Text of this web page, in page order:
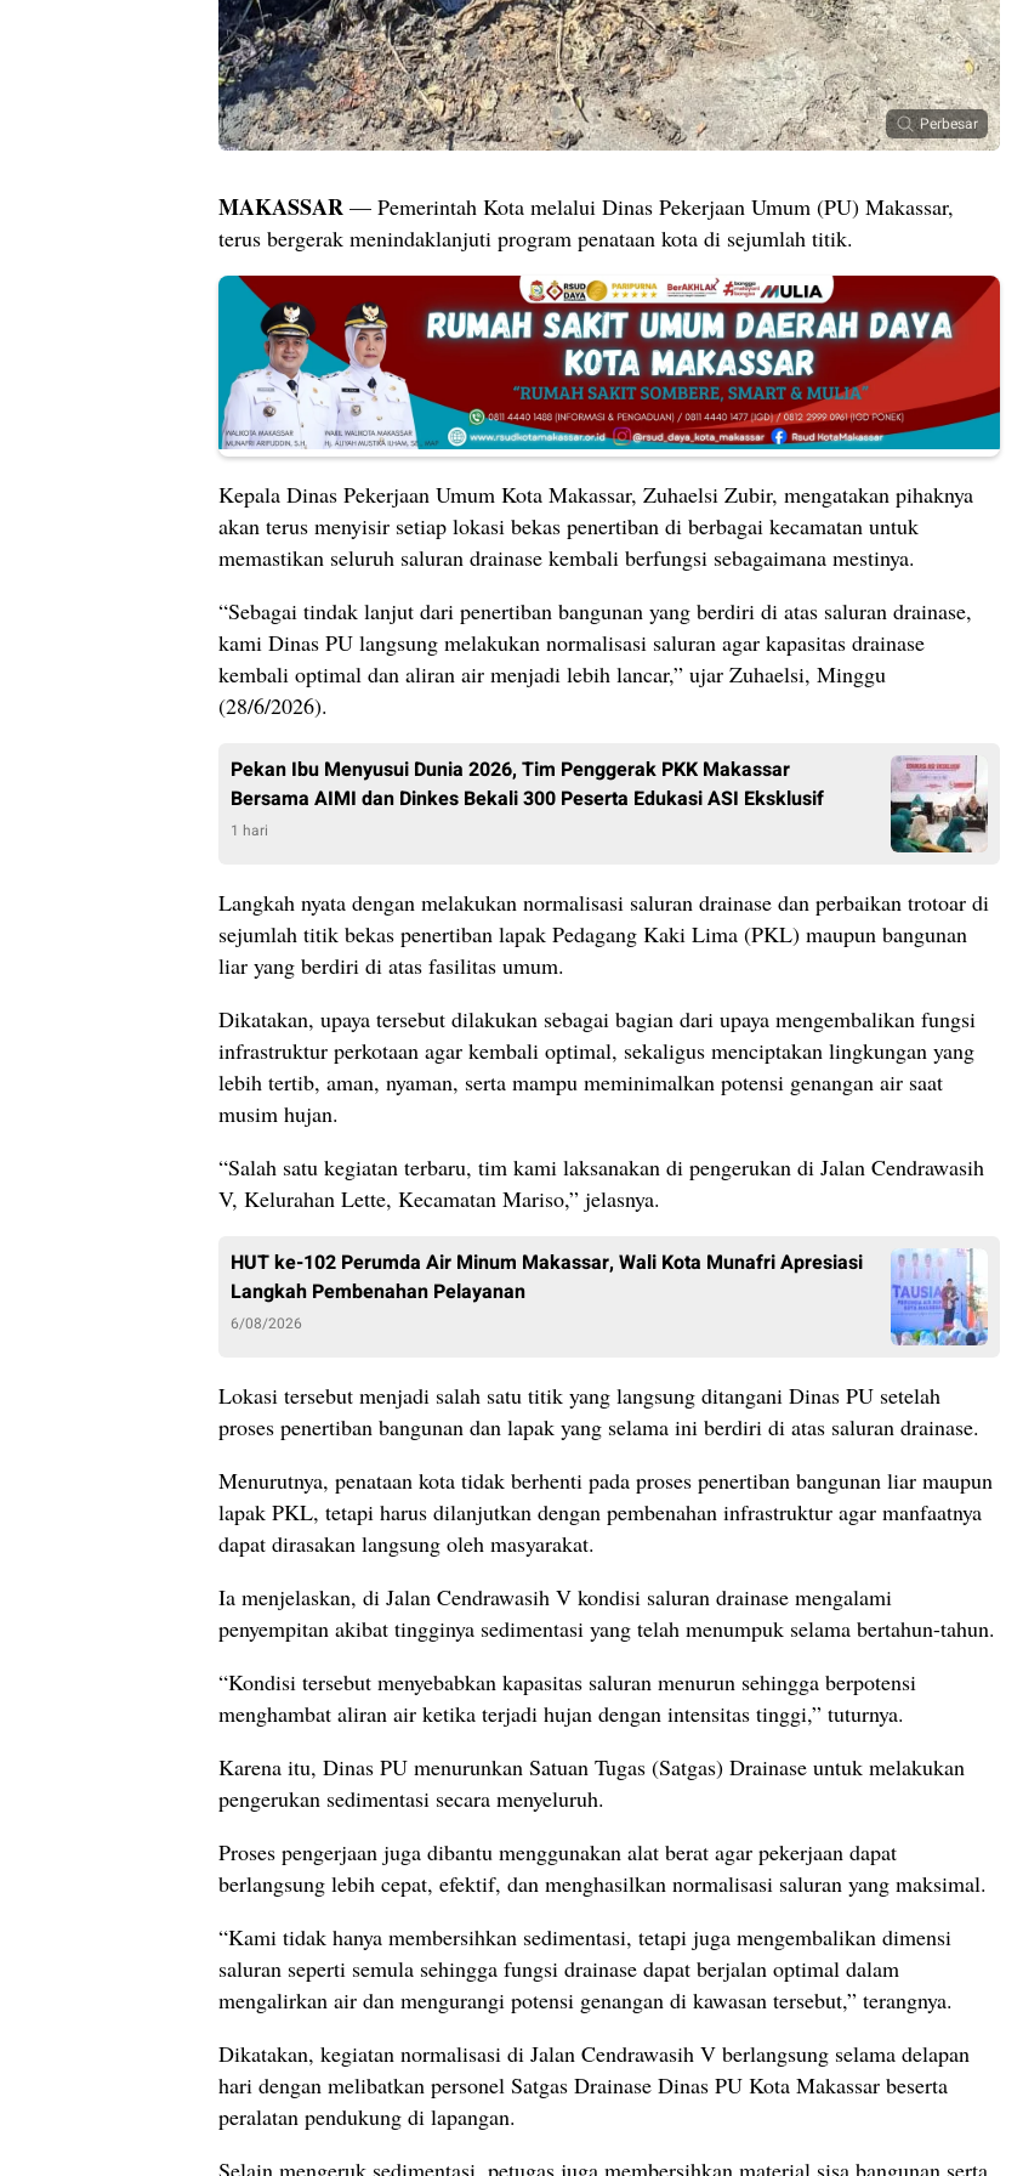
Perbesar
MAKASSAR — Pemerintah Kota melalui Dinas Pekerjaan Umum (PU) Makassar,
terus bergerak menindaklanjuti program penataan kota di sejumlah titik.
Kepala Dinas Pekerjaan Umum Kota Makassar, Zuhaelsi Zubir, mengatakan pihaknya
akan terus menyisir setiap lokasi bekas penertiban di berbagai kecamatan untuk
memastikan seluruh saluran drainase kembali berfungsi sebagaimana mestinya.
“Sebagai tindak lanjut dari penertiban bangunan yang berdiri di atas saluran drainase,
kami Dinas PU langsung melakukan normalisasi saluran agar kapasitas drainase
kembali optimal dan aliran air menjadi lebih lancar,” ujar Zuhaelsi, Minggu
(28/6/2026).
Pekan Ibu Menyusui Dunia 2026, Tim Penggerak PKK Makassar
Bersama AIMI dan Dinkes Bekali 300 Peserta Edukasi ASI Eksklusif
1 hari
Langkah nyata dengan melakukan normalisasi saluran drainase dan perbaikan trotoar di
sejumlah titik bekas penertiban lapak Pedagang Kaki Lima (PKL) maupun bangunan
liar yang berdiri di atas fasilitas umum.
Dikatakan, upaya tersebut dilakukan sebagai bagian dari upaya mengembalikan fungsi
infrastruktur perkotaan agar kembali optimal, sekaligus menciptakan lingkungan yang
lebih tertib, aman, nyaman, serta mampu meminimalkan potensi genangan air saat
musim hujan.
“Salah satu kegiatan terbaru, tim kami laksanakan di pengerukan di Jalan Cendrawasih
V, Kelurahan Lette, Kecamatan Mariso,” jelasnya.
HUT ke-102 Perumda Air Minum Makassar, Wali Kota Munafri Apresiasi
Langkah Pembenahan Pelayanan
6/08/2026
Lokasi tersebut menjadi salah satu titik yang langsung ditangani Dinas PU setelah
proses penertiban bangunan dan lapak yang selama ini berdiri di atas saluran drainase.
Menurutnya, penataan kota tidak berhenti pada proses penertiban bangunan liar maupun
lapak PKL, tetapi harus dilanjutkan dengan pembenahan infrastruktur agar manfaatnya
dapat dirasakan langsung oleh masyarakat.
Ia menjelaskan, di Jalan Cendrawasih V kondisi saluran drainase mengalami
penyempitan akibat tingginya sedimentasi yang telah menumpuk selama bertahun-tahun.
“Kondisi tersebut menyebabkan kapasitas saluran menurun sehingga berpotensi
menghambat aliran air ketika terjadi hujan dengan intensitas tinggi,” tuturnya.
Karena itu, Dinas PU menurunkan Satuan Tugas (Satgas) Drainase untuk melakukan
pengerukan sedimentasi secara menyeluruh.
Proses pengerjaan juga dibantu menggunakan alat berat agar pekerjaan dapat
berlangsung lebih cepat, efektif, dan menghasilkan normalisasi saluran yang maksimal.
“Kami tidak hanya membersihkan sedimentasi, tetapi juga mengembalikan dimensi
saluran seperti semula sehingga fungsi drainase dapat berjalan optimal dalam
mengalirkan air dan mengurangi potensi genangan di kawasan tersebut,” terangnya.
Dikatakan, kegiatan normalisasi di Jalan Cendrawasih V berlangsung selama delapan
hari dengan melibatkan personel Satgas Drainase Dinas PU Kota Makassar beserta
peralatan pendukung di lapangan.